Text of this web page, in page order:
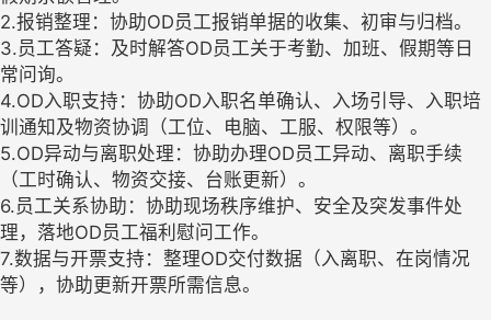
2.报销整理：协助OD员工报销单据的收集、初审与归档。
3.员工答疑：及时解答OD员工关于考勤、加班、假期等日
常问询。
4.OD入职支持：协助OD入职名单确认、入场引导、入职培
训通知及物资协调（工位、电脑、工服、权限等）。
5.OD异动与离职处理：协助办理OD员工异动、离职手续
（工时确认、物资交接、台账更新）。
6.员工关系协助：协助现场秩序维护、安全及突发事件处
理，落地OD员工福利慰问工作。
7.数据与开票支持：整理OD交付数据（入离职、在岗情况
等），协助更新开票所需信息。